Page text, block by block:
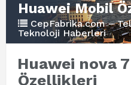
Huawei Mobil
CepFabrika.com –
Teknoloji Haberleri
Huawei nova
Özellikleri